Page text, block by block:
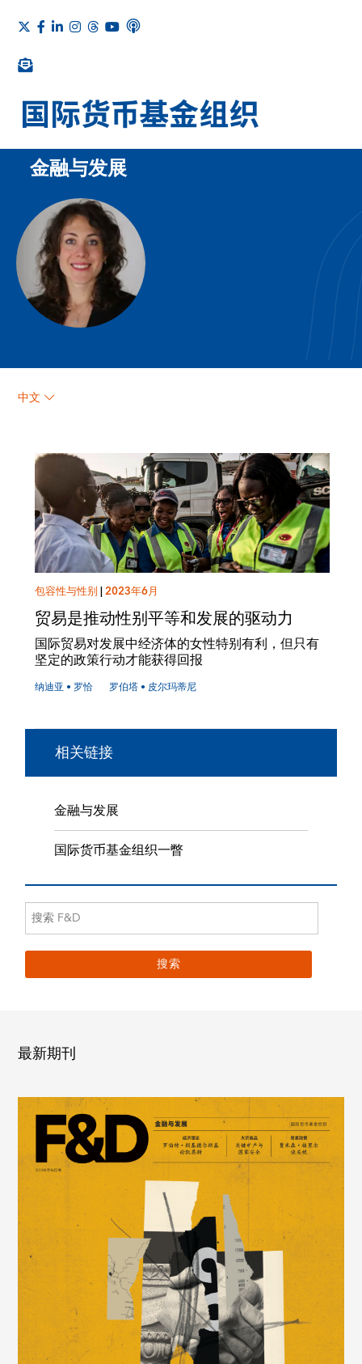
金融与发展
纳迪亚 • 罗恰
中文
包容性与性别|2023年6月
贸易是推动性别平等和发展的驱动力
国际贸易对发展中经济体的女性特别有利，但只有
坚定的政策行动才能获得回报
纳迪亚 • 罗恰 罗伯塔 • 皮尔玛蒂尼
相关链接
金融与发展
国际货币基金组织一瞥
最新期刊